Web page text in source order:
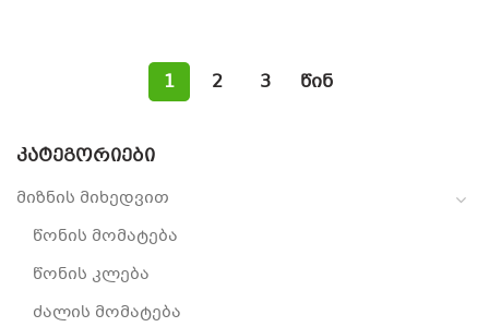
ᲙᲐᲢᲔᲒᲝᲠᲘᲔᲑᲘ
მიზნის მიხედვით
წონის მომატება
წონის კლება
ძალის მომატება
1 2 3 წინ